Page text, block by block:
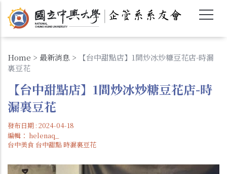
至
內
容Home > 最新消息 >
【 台中甜點店】1間炒冰炒糖豆花店-時漏
裏豆花
【 台中甜點店】1間炒冰炒糖豆花店-時
漏裏豆花
發布日期 : 2024-04-18
編輯： helenaq_
台中美食 台中甜點 時漏裏豆花